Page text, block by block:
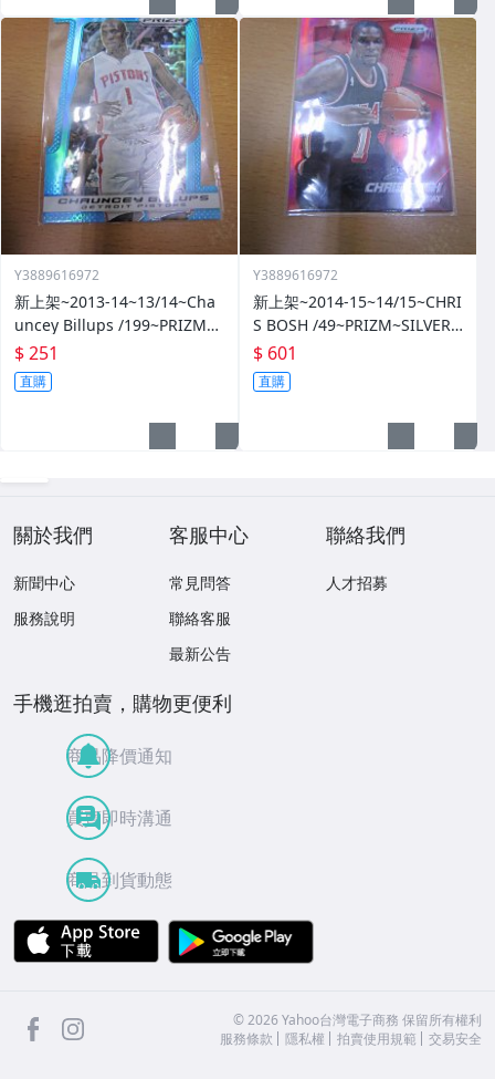
Y3889616972
新上架~2013-14~13/14~Cha
uncey Billups /199~PRIZM~S
ILVER~藍亮~限量/199~10601
14-1
$ 251
直購
Y3889616972
新上架~2014-15~14/15~CHRI
S BOSH /49~PRIZM~SILVER~
紅亮~低限量/49~1060114-1
$ 601
直購
關於我們
新聞中心
服務說明
客服中心
常見問答
聯絡客服
最新公告
聯絡我們
人才招募
手機逛拍賣，購物更便利
商品降價通知
買賣即時溝通
商品到貨動態
APP Store
facebook ©2026 Yahoo台灣電子商務 保留所有權利
服務條款
隱私權 拍賣使用規範 交易安全